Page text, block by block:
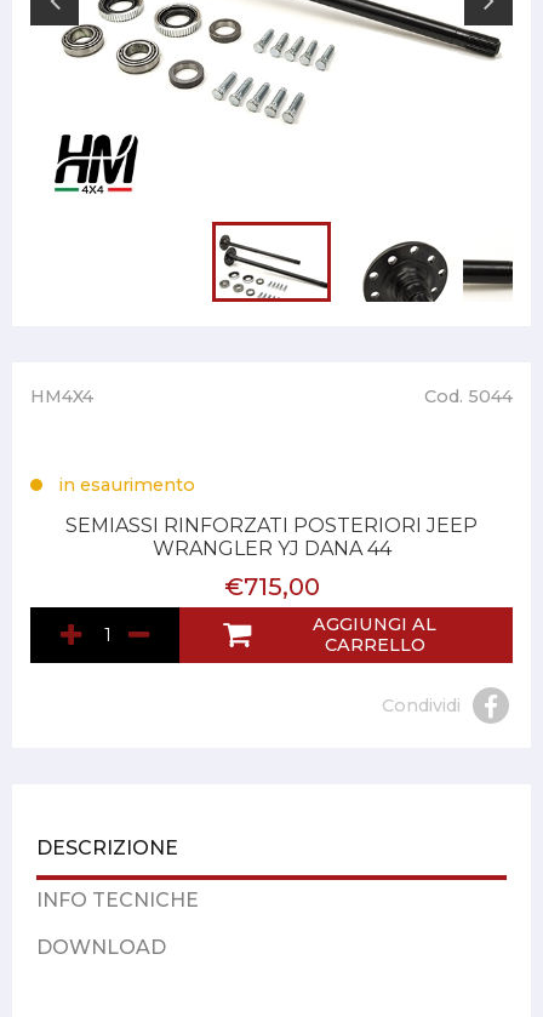
HM4X4 Cod. 5044
in esaurimento
SEMIASSI RINFORZATI POSTERIORI JEEP
WRANGLER YJ DANA 44
€715,00
AGGIUNGI AL
CARRELLO
Condividi
DESCRIZIONE
INFO TECNICHE
DOWNLOAD